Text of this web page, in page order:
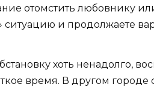
отомстить любовнику
ситуацию и продолжаете
хоть ненадолго,
время. В другом городе